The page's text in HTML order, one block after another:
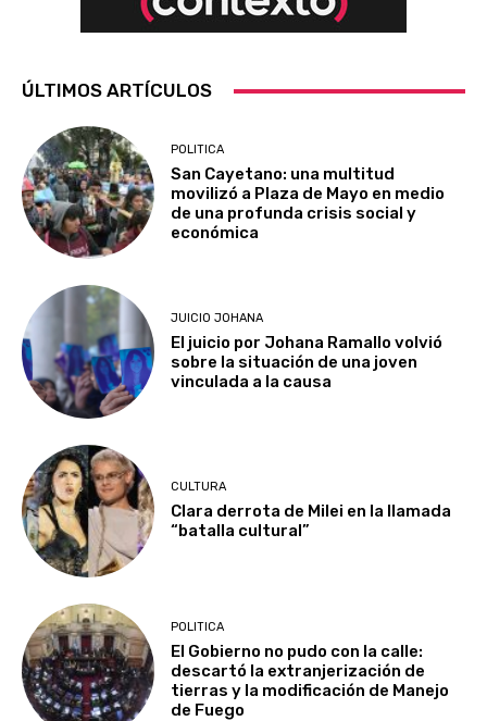
ÚLTIMOS ARTÍCULOS
POLITICA
San Cayetano: una multitud
movilizó a Plaza de Mayo en medio
de una profunda crisis social y
económica
JUICIO JOHANA
El juicio por Johana Ramallo volvió
sobre la situación de una joven
vinculada a la causa
CULTURA
Clara derrota de Milei en la llamada
“batalla cultural”
POLITICA
El Gobierno no pudo con la calle:
descartó la extranjerización de
tierras y la modificación de Manejo
de Fuego